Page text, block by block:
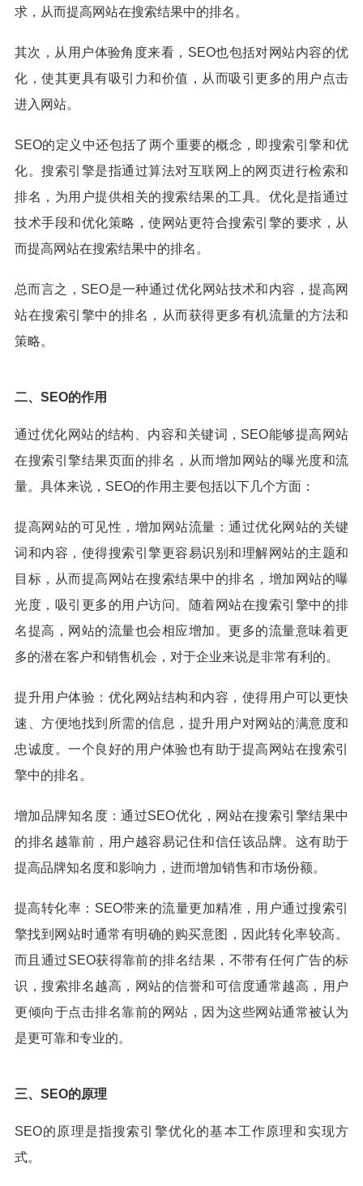
求，从而提高网站在搜索结果中的排名。
其次，从用户体验角度来看，SEO也包括对网站内容的优
化，使其更具有吸引力和价值，从而吸引更多的用户点击
进入网站。
SEO的定义中还包括了两个重要的概念，即搜索引擎和优
化。搜索引擎是指通过算法对互联网上的网页进行检索和
排名，为用户提供相关的搜索结果的工具。优化是指通过
技术手段和优化策略，使网站更符合搜索引擎的要求，从
而提高网站在搜索结果中的排名。
总而言之，SEO是一种通过优化网站技术和内容，提高网
站在搜索引擎中的排名，从而获得更多有机流量的方法和
策略。
二、SEO的作用
通过优化网站的结构、内容和关键词，SEO能够提高网站
在搜索引擎结果页面的排名，从而增加网站的曝光度和流
量。具体来说，SEO的作用主要包括以下几个方面：
提高网站的可见性，增加网站流量：通过优化网站的关键
词和内容，使得搜索引擎更容易识别和理解网站的主题和
目标，从而提高网站在搜索结果中的排名，增加网站的曝
光度，吸引更多的用户访问。随着网站在搜索引擎中的排
名提高，网站的流量也会相应增加。更多的流量意味着更
多的潜在客户和销售机会，对于企业来说是非常有利的。
提升用户体验：优化网站结构和内容，使得用户可以更快
速、方便地找到所需的信息，提升用户对网站的满意度和
忠诚度。一个良好的用户体验也有助于提高网站在搜索引
擎中的排名。
增加品牌知名度：通过SEO优化，网站在搜索引擎结果中
的排名越靠前，用户越容易记住和信任该品牌。这有助于
提高品牌知名度和影响力，进而增加销售和市场份额。
提高转化率：SEO带来的流量更加精准，用户通过搜索引
擎找到网站时通常有明确的购买意图，因此转化率较高‌。
而且通过SEO获得靠前的排名结果，不带有任何广告的标
识，搜索排名越高，网站的信誉和可信度通常越高，用户
更倾向于点击排名靠前的网站，因为这些网站通常被认为
是更可靠和专业的‌。
三、SEO的原理
SEO的原理是指搜索引擎优化的基本工作原理和实现方
式。